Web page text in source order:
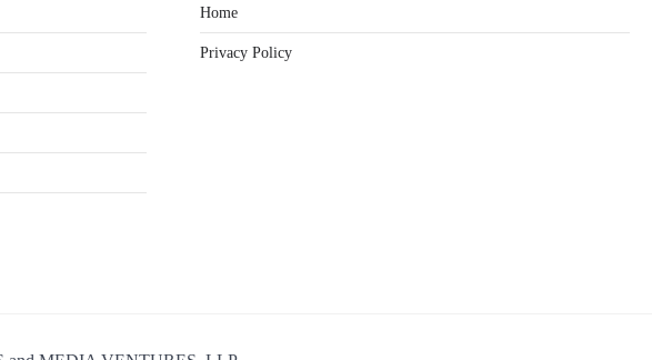
Home
Privacy Policy